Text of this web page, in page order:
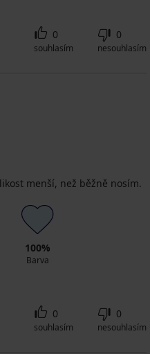
0
souhlasím
0
nesouhlasím
menší, než běžně nosím.
100%
Barva
0
souhlasím
0
nesouhlasím